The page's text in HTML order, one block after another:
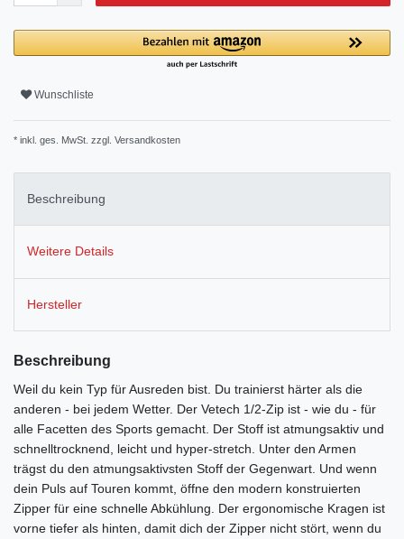
Wunschliste
* inkl. ges. MwSt. zzgl. Versandkosten
Beschreibung
Weitere Details
Hersteller
Beschreibung
Weil du kein Typ für Ausreden bist. Du trainierst härter als die
anderen - bei jedem Wetter. Der Vetech 1/2-Zip ist - wie du - für
alle Facetten des Sports gemacht. Der Stoff ist atmungsaktiv und
schnelltrocknend, leicht und hyper-stretch. Unter den Armen
trägst du den atmungsaktivsten Stoff der Gegenwart. Und wenn
dein Puls auf Touren kommt, öffne den modern konstruierten
Zipper für eine schnelle Abkühlung. Der ergonomische Kragen ist
vorne tiefer als hinten, damit dich der Zipper nicht stört, wenn du